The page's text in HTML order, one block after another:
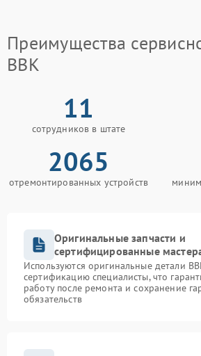
Преимущества
BBK
11
сотрудников в штате
2065
отремонтированных устройств
Оригинальные запчасти и
сертифицированные
Используются оригинальные детали
сертификацию специалисты, что
работу после ремонта и сохранение
обязательств